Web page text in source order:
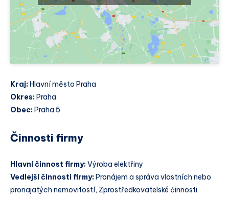
Kraj: Hlavní město Praha
Okres: Praha
Obec: Praha 5
Činnosti firmy
Hlavní činnost firmy:Výroba elektřiny
Vedlejší činnosti firmy:Pronájem a správa vlastních nebo
pronajatých nemovitostí, Zprostředkovatelské činnosti